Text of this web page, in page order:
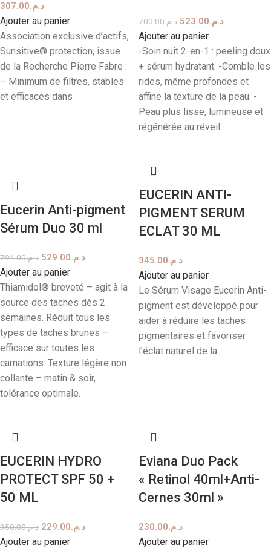
د.م.307.00
Ajouter au panier
Association exclusive d’actifs,
Sunsitive® protection, issue
de la Recherche Pierre Fabre :
– Minimum de filtres, stables
et efficaces dans
د.م.700.00 د.م.523.00
Ajouter au panier
-Soin nuit 2-en-1 : peeling doux
+ sérum hydratant. -Comble les
rides, même profondes et
affine la texture de la peau. -
Peau plus lisse, lumineuse et
régénérée au réveil.
Eucerin Anti-pigment
Sérum Duo 30 ml
د.م.794.00 د.م.529.00
Ajouter au panier
Thiamidol® breveté – agit à la
source des taches dès 2
semaines. Réduit tous les
types de taches brunes –
efficace sur toutes les
carnations. Texture légère non
collante – matin & soir,
tolérance optimale.
EUCERIN ANTI-
PIGMENT SERUM
ECLAT 30 ML
د.م.345.00
Ajouter au panier
Le Sérum Visage Eucerin Anti-
pigment est développé pour
aider à réduire les taches
pigmentaires et favoriser
l’éclat naturel de la
EUCERIN HYDRO
PROTECT SPF 50 +
50 ML
د.م.350.00 د.م.229.00
Ajouter au panier
Eviana Duo Pack
« Retinol 40ml+Anti-
Cernes 30ml »
د.م.230.00
Ajouter au panier